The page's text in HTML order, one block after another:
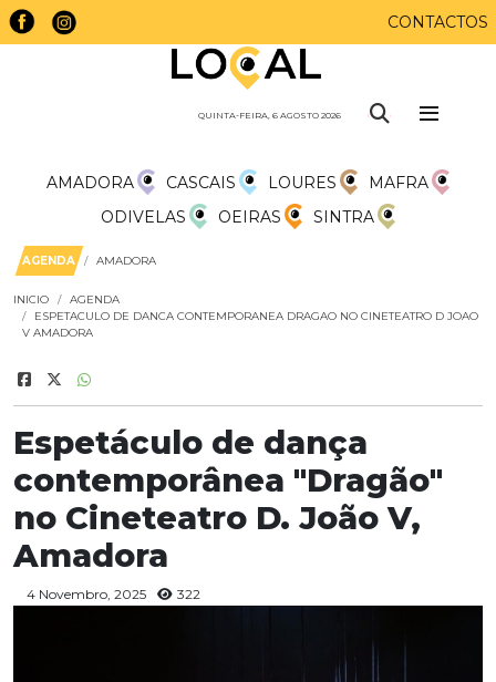
CONTACTOS
QUINTA-FEIRA, 6 AGOSTO 2026
AMADORA CASCAIS LOURES
MAFRA
ODIVELAS
OEIRAS SINTRA
AGENDA AMADORA
INICIO
AGENDA
ESPETACULO DE DANCA CONTEMPORANEA DRAGAO NO CINETEATRO D JOAO
V AMADORA
Espetáculo de dança
contemporânea "Dragão"
no Cineteatro D. João V,
Amadora
4 Novembro, 2025 322